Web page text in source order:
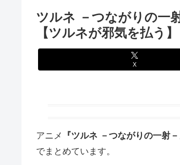
ツルネ －つながりの一
【ツルネが邪気を払う】
X
アニメ 『ツルネ －つながりの一射
でまとめています。